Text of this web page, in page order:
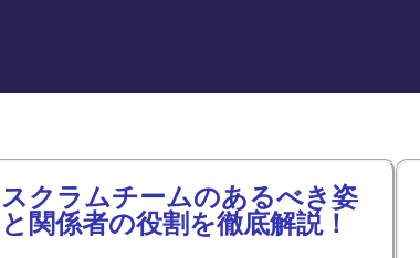
スクラムチームのあるべき姿
と関係者の役割を徹底解説！